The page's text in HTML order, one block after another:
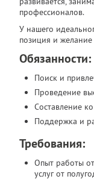
профессионалов.
У нашего
позиция и
Обязанности:
Поиск и
Проведение
Составление
Поддержка и
Требования:
Опыт работы
услуг от